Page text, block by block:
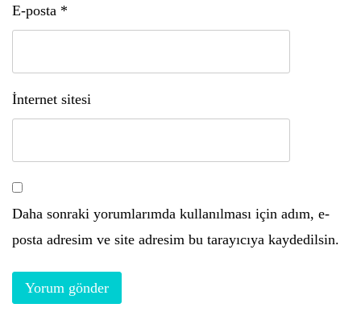
E-posta *
İnternet sitesi
Daha sonraki yorumlarımda kullanılması için adım, e-
posta adresim ve site adresim bu tarayıcıya kaydedilsin.